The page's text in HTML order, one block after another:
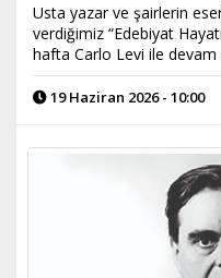
Usta yazar ve şairlerin
verdiğimiz “Edebiyat
hafta Carlo Levi ile devam
19 Haziran 2026 - 10:00